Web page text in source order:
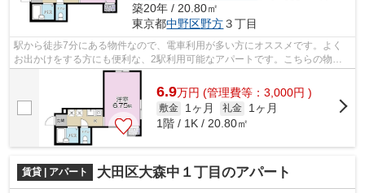
築20年 / 20.80㎡
東京都中野区野方３丁目
駅から徒歩7分にある物件なので、電車利用が多い方にオススメです。よく
お出かけをする方にも便利な、2駅利用可能なアパートです。こちらの物件
はアパートです。当社オススメの賃貸物...
6.9万円 (管理費等：3,000円 )
敷金 1ヶ月 礼金
1ヶ月
1階 / 1K / 20.80㎡
賃貸 | アパート 大田区大森中１丁目のアパート